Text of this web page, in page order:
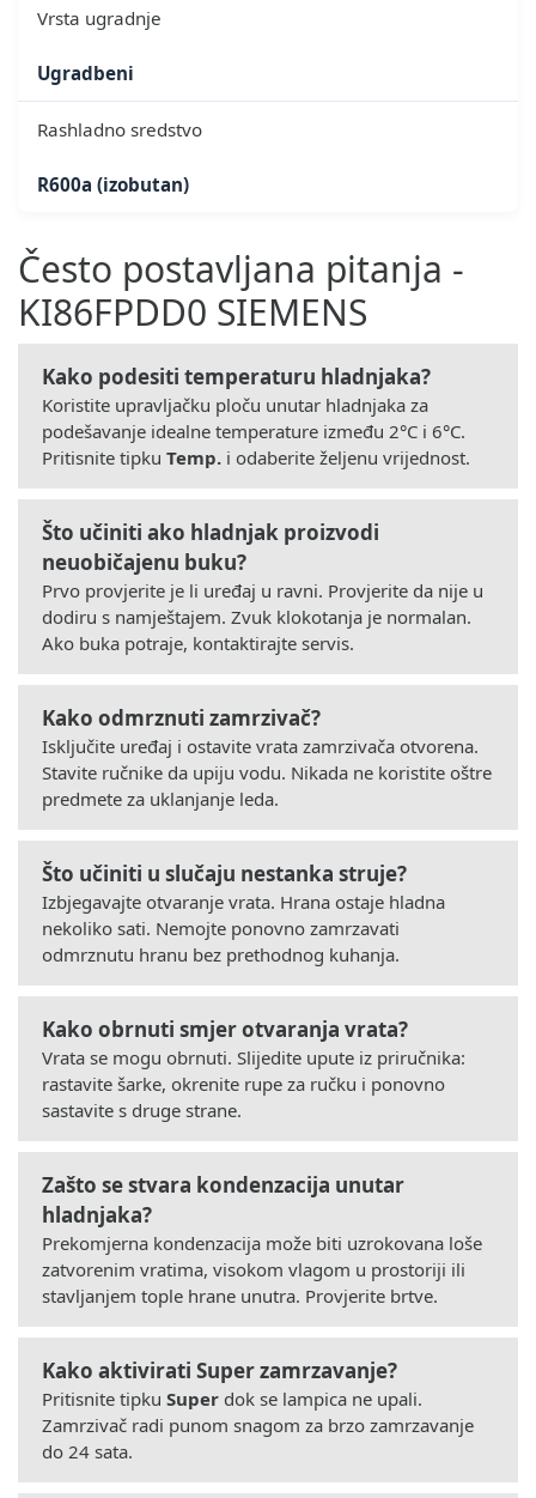
Vrsta ugradnje
Ugradbeni
Rashladno sredstvo
R600a (izobutan)
Često postavljana pitanja -
KI86FPDD0 SIEMENS
Kako podesiti temperaturu hladnjaka?
Koristite upravljačku ploču unutar hladnjaka za
podešavanje idealne temperature između 2°C i 6°C.
Pritisnite tipku Temp. i odaberite željenu vrijednost.
Što učiniti ako hladnjak proizvodi
neuobičajenu buku?
Prvo provjerite je li uređaj u ravni. Provjerite da nije u
dodiru s namještajem. Zvuk klokotanja je normalan.
Ako buka potraje, kontaktirajte servis.
Kako odmrznuti zamrzivač?
Isključite uređaj i ostavite vrata zamrzivača otvorena.
Stavite ručnike da upiju vodu. Nikada ne koristite oštre
predmete za uklanjanje leda.
Što učiniti u slučaju nestanka struje?
Izbjegavajte otvaranje vrata. Hrana ostaje hladna
nekoliko sati. Nemojte ponovno zamrzavati
odmrznutu hranu bez prethodnog kuhanja.
Kako obrnuti smjer otvaranja vrata?
Vrata se mogu obrnuti. Slijedite upute iz priručnika:
rastavite šarke, okrenite rupe za ručku i ponovno
sastavite s druge strane.
Zašto se stvara kondenzacija unutar
hladnjaka?
Prekomjerna kondenzacija može biti uzrokovana loše
zatvorenim vratima, visokom vlagom u prostoriji ili
stavljanjem tople hrane unutra. Provjerite brtve.
Kako aktivirati Super zamrzavanje?
Pritisnite tipku Super dok se lampica ne upali.
Zamrzivač radi punom snagom za brzo zamrzavanje
do 24 sata.